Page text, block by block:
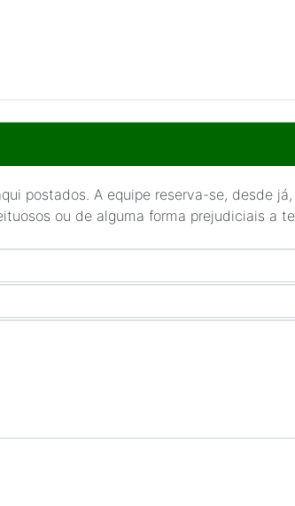
postados. A equipe reserva-se, desde
ou de alguma forma prejudiciais a